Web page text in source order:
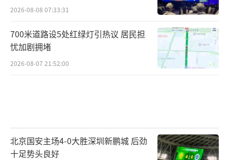
2026-08-08 07:33:31
700米道路设5处红绿灯引热议 居民担
忧加剧拥堵
2026-08-07 21:52:00
北京国安主场4-0大胜深圳新鹏城 后劲
十足势头良好